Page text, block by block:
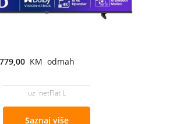
779,00 KM odmah
uz netFlat L
Saznaj više